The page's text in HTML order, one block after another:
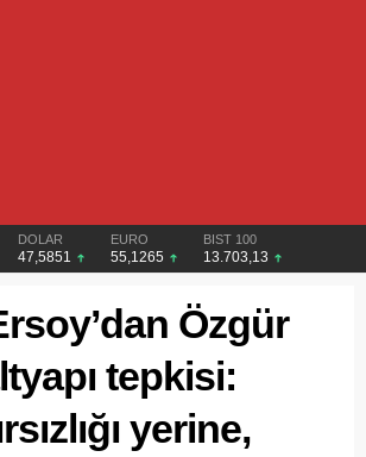
DOLAR
47,5851
EURO
55,1265
BIST 100
13.703,13
Özgür
tepkisi:
yerine,